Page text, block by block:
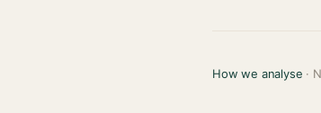
How we analyse ·